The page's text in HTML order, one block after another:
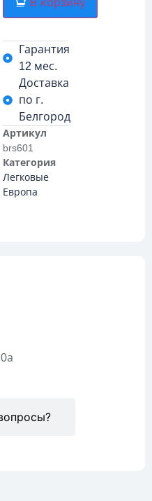
Гарантия
12 мес.
Доставка
по г.
Белгород
Артикул
brs601
Категория
Легковые
Европа